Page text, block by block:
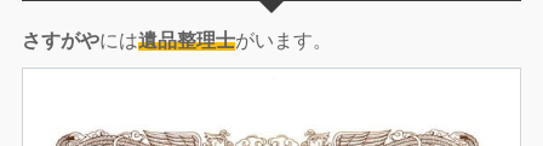
さすがやには遺品整理士がいます。